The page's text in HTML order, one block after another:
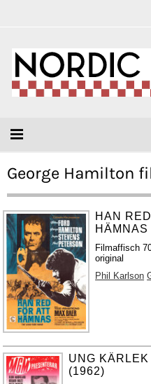
George Hamilton
HAN
Filmaffisch
original
Phil Karlson
UNG
(1962)